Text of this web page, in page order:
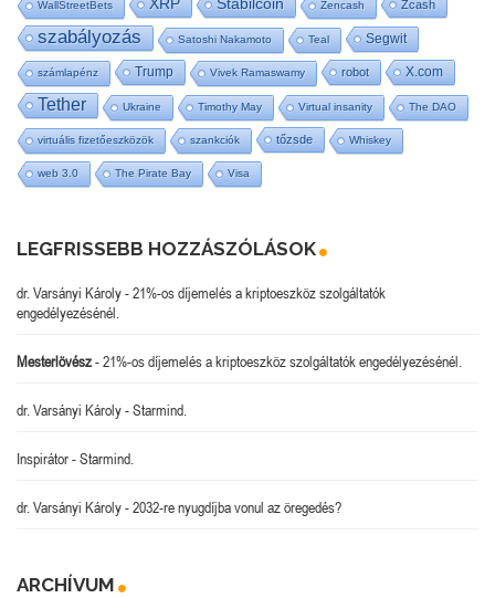
WallStreetBets XRP Stabilcoin Zencash Zcash
szabályozás Satoshi Nakamoto Teal Segwit
számlapénz Trump Vivek Ramaswamy robot X.com
Tether Ukraine Timothy May Virtual insanity The DAO
virtuális fizetőeszközök szankciók tőzsde Whiskey
web 3.0 The Pirate Bay Visa
LEGFRISSEBB HOZZÁSZÓLÁSOK
dr. Varsányi Károly-21%-os díjemelés a kriptoeszköz szolgáltatók
engedélyezésénél.
Mesterlövész-21%-os díjemelés a kriptoeszköz szolgáltatók engedélyezésénél.
dr. Varsányi Károly-Starmind.
Inspirátor-Starmind.
dr. Varsányi Károly-2032-re nyugdíjba vonul az öregedés?
ARCHÍVUM